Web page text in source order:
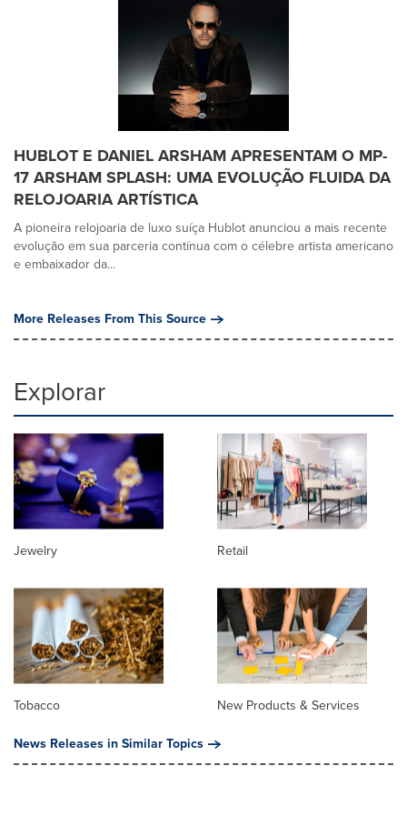
HUBLOT E DANIEL ARSHAM APRESENTAM O MP-
17 ARSHAM SPLASH: UMA EVOLUÇÃO FLUIDA DA
RELOJOARIA ARTÍSTICA
A pioneira relojoaria de luxo suíça Hublot anunciou a mais recente
evolução em sua parceria contínua com o célebre artista americano
e embaixador da...
More Releases From This Source
Explorar
Jewelry Retail
Tobacco
New Products & Services
News Releases in Similar Topics